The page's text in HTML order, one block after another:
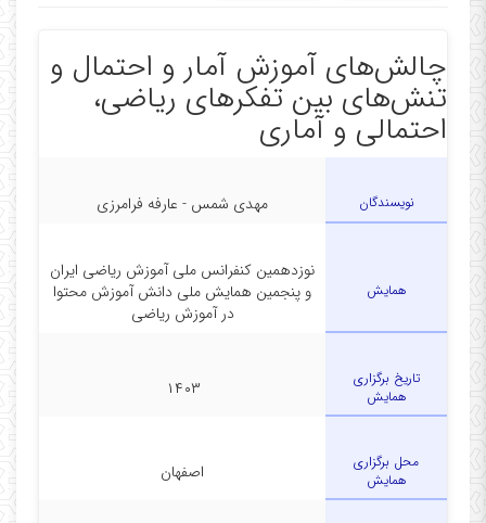
چالش‌های آموزش آمار و احتمال و
تنش‌های بین تفکرهای ریاضی،
احتمالی و آماری
نویسندگان مهدی شمس - عارفه فرامرزی
همایش
نوزدهمین کنفرانس ملی آموزش ریاضی ایران
و پنجمین همایش ملی دانش آموزش محتوا
در آموزش ریاضی
تاریخ برگزاری
همایش
۱۴۰۳
محل برگزاری
همایش
اصفهان